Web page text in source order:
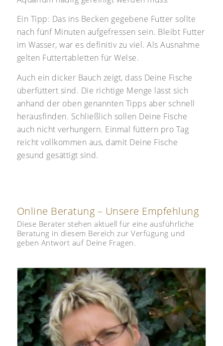
Ein Tipp: Das ins Becken gegebene Futter sollte
nach fünf Minuten aufgefressen sein. Bleibt Futter
im Wasser, war es definitiv zu viel. Als Ausnahme
gelten Futtertabletten für Welse.
Auch ein dicker Bauch zeigt, dass Deine Fische
überfüttert sind. Die richtige Menge lässt sich
anhand der oben genannten Tipps aber schnell
herausfinden. Schließlich sollen Deine Fische
auch nicht verhungern. Einmal füttern pro Tag
reicht vollkommen aus, damit Deine Fische
gesund gesättigt sind.
Online Beratung – Unsere Empfehlung
Diese Berater stehen aktuell für eine ausführliche
Beratung in diesem Bereich zur Verfügung und
geben Antwort auf Deine Fragen.